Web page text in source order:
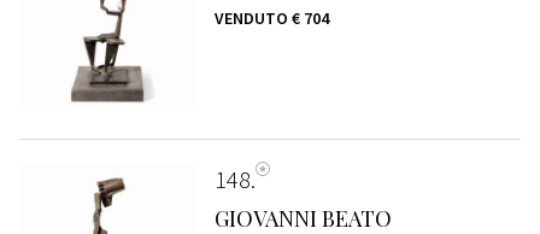
VENDUTO € 704
148
GIOVANNI BEATO